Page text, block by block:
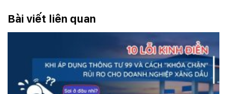
Bài viết liên quan